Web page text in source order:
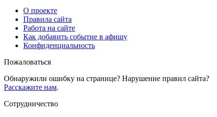
О проекте
Правила сайта
Работа на сайте
Как добавить событие в афишу
Конфиденциальность
Пожаловаться
Обнаружили ошибку на странице? Нарушение правил сайта?
Расскажите нам.
Сотрудничество